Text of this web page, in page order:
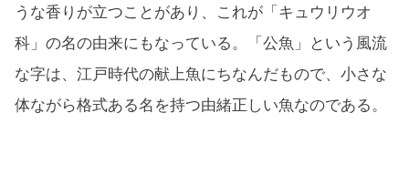
うな香りが立つことがあり、これが「キュウリウオ
科」の名の由来にもなっている。「公魚」という風流
な字は、江戸時代の献上魚にちなんだもので、小さな
体ながら格式ある名を持つ由緒正しい魚なのである。